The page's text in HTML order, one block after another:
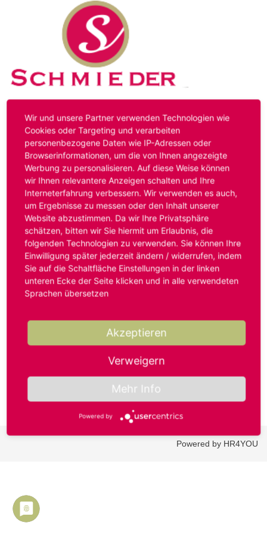
Kontakt Impressum Datenschutz
Hinweis:Das von ihnen aufgerufene Stellenangebot ist
bereits ausgelaufen. Alternative Stellenanzeigen finden
Sie unter:
www.schmieder-personal.de/stellenangebote
Oder Sie bewerben sich
initiativund wir suchen für Sie
passende Stellenangebote.
Anmelden
Benutzername oder E-Mail-Adresse*
Passwort*
Powered by HR4YOU
Wir und unsere Partner verwenden Technologien wie
Cookies oder Targeting und verarbeiten
personenbezogene Daten wie IP-Adressen oder
Browserinformationen, um die von Ihnen angezeigte
Werbung zu personalisieren. Auf diese Weise können
wir Ihnen relevantere Anzeigen schalten und Ihre
Interneterfahrung verbessern. Wir verwenden es auch,
um Ergebnisse zu messen oder den Inhalt unserer
Website abzustimmen. Da wir Ihre Privatsphäre
schätzen, bitten wir Sie hiermit um Erlaubnis, die
folgenden Technologien zu verwenden. Sie können Ihre
Einwilligung später jederzeit ändern / widerrufen, indem
Sie auf die Schaltfläche Einstellungen in der linken
unteren Ecke der Seite klicken und in alle verwendeten
Sprachen übersetzen
Akzeptieren
Verweigern
Mehr Info
Powered by